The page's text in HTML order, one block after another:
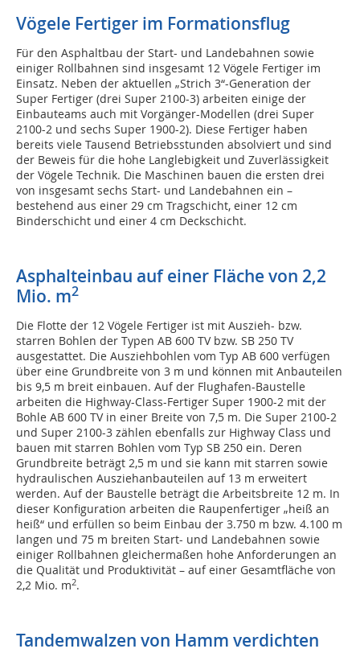
Vögele Fertiger im Formationsflug
Für den Asphaltbau der Start- und Landebahnen sowie
einiger Rollbahnen sind insgesamt 12 Vögele Fertiger im
Einsatz. Neben der aktuellen „Strich 3“-Generation der
Super Fertiger (drei Super 2100-3) arbeiten einige der
Einbauteams auch mit Vorgänger-Modellen (drei Super
2100-2 und sechs Super 1900-2). Diese Fertiger haben
bereits viele Tausend Betriebsstunden absolviert und sind
der Beweis für die hohe Langlebigkeit und Zuverlässigkeit
der Vögele Technik. Die Maschinen bauen die ersten drei
von insgesamt sechs Start- und Landebahnen ein –
bestehend aus einer 29 cm Tragschicht, einer 12 cm
Binderschicht und einer 4 cm Deckschicht.
Asphalteinbau auf einer Fläche von 2,2
Mio. m2
Die Flotte der 12 Vögele Fertiger ist mit Auszieh- bzw.
starren Bohlen der Typen AB 600 TV bzw. SB 250 TV
ausgestattet. Die Ausziehbohlen vom Typ AB 600 verfügen
über eine Grundbreite von 3 m und können mit Anbauteilen
bis 9,5 m breit einbauen. Auf der Flughafen-Baustelle
arbeiten die Highway-Class-Fertiger Super 1900-2 mit der
Bohle AB 600 TV in einer Breite von 7,5 m. Die Super 2100-2
und Super 2100-3 zählen ebenfalls zur Highway Class und
bauen mit starren Bohlen vom Typ SB 250 ein. Deren
Grundbreite beträgt 2,5 m und sie kann mit starren sowie
hydraulischen Ausziehanbauteilen auf 13 m erweitert
werden. Auf der Baustelle beträgt die Arbeitsbreite 12 m. In
dieser Konfiguration arbeiten die Raupenfertiger „heiß an
heiß“ und erfüllen so beim Einbau der 3.750 m bzw. 4.100 m
langen und 75 m breiten Start- und Landebahnen sowie
einiger Rollbahnen gleichermaßen hohe Anforderungen an
die Qualität und Produktivität – auf einer Gesamtfläche von
2,2 Mio. m2.
Tandemwalzen von Hamm verdichten